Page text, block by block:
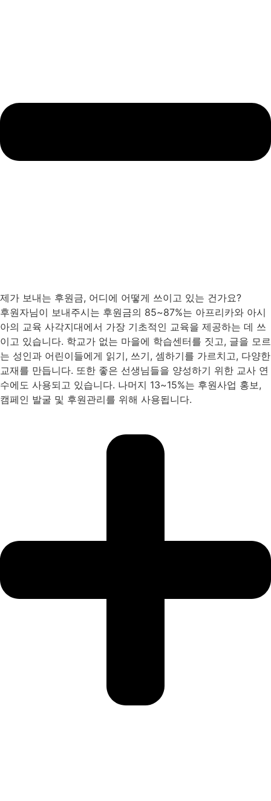
제가 보내는 후원금, 어디에 어떻게 쓰이고 있는 건가요?
후원자님이 보내주시는 후원금의 85~87%는 아프리카와 아시
아의 교육 사각지대에서 가장 기초적인 교육을 제공하는 데 쓰
이고 있습니다. 학교가 없는 마을에 학습센터를 짓고, 글을 모르
는 성인과 어린이들에게 읽기, 쓰기, 셈하기를 가르치고, 다양한
교재를 만듭니다. 또한 좋은 선생님들을 양성하기 위한 교사 연
수에도 사용되고 있습니다. 나머지 13~15%는 후원사업 홍보,
캠페인 발굴 및 후원관리를 위해 사용됩니다.